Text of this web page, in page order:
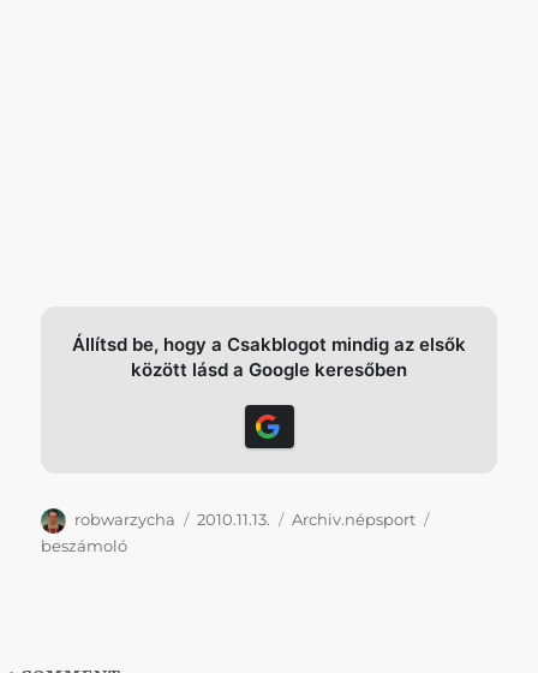
Állítsd be, hogy a Csakblogot mindig az elsők
között lásd a Google keresőben
Szerző
robwarzycha Közzétéve
2010.11.13. Kategória
Archiv.népsport
beszámoló